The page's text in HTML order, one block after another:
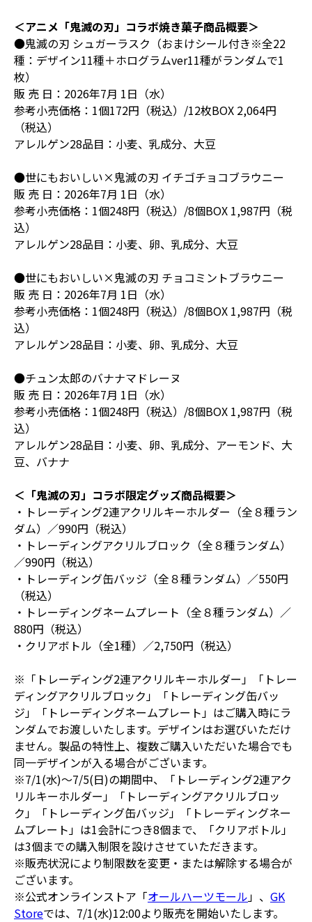
＜アニメ「鬼滅の刃」コラボ焼き菓子商品概要＞
●鬼滅の刃 シュガーラスク（おまけシール付き※全22
種：デザイン11種＋ホログラムver11種がランダムで1
枚）
販 売 日：2026年7月 1日（水）
参考小売価格：1個172円（税込）/12枚BOX 2,064円
（税込）
アレルゲン28品目：小麦、乳成分、大豆
●世にもおいしい×鬼滅の刃 イチゴチョコブラウニー
販 売 日：2026年7月 1日（水）
参考小売価格：1個248円（税込）/8個BOX 1,987円（税
込）
アレルゲン28品目：小麦、卵、乳成分、大豆
●世にもおいしい×鬼滅の刃 チョコミントブラウニー
販 売 日：2026年7月 1日（水）
参考小売価格：1個248円（税込）/8個BOX 1,987円（税
込）
アレルゲン28品目：小麦、卵、乳成分、大豆
●チュン太郎のバナナマドレーヌ
販 売 日：2026年7月 1日（水）
参考小売価格：1個248円（税込）/8個BOX 1,987円（税
込）
アレルゲン28品目：小麦、卵、乳成分、アーモンド、大
豆、バナナ
＜「鬼滅の刃」コラボ限定グッズ商品概要＞
・トレーディング2連アクリルキーホルダー（全８種ラン
ダム）／990円（税込）
・トレーディングアクリルブロック（全８種ランダム）
／990円（税込）
・トレーディング缶バッジ（全８種ランダム）／550円
（税込）
・トレーディングネームプレート（全８種ランダム）／
880円（税込）
・クリアボトル（全1種）／2,750円（税込）
※「トレーディング2連アクリルキーホルダー」「トレー
ディングアクリルブロック」「トレーディング缶バッ
ジ」「トレーディングネームプレート」はご購入時にラ
ンダムでお渡しいたします。デザインはお選びいただけ
ません。製品の特性上、複数ご購入いただいた場合でも
同一デザインが入る場合がございます。
※7/1(水)～7/5(日)の期間中、「トレーディング2連アク
リルキーホルダー」「トレーディングアクリルブロッ
ク」「トレーディング缶バッジ」「トレーディングネー
ムプレート」は1会計につき8個まで、「クリアボトル」
は3個までの購入制限を設けさせていただきます。
※販売状況により制限数を変更・または解除する場合が
ございます。
※公式オンラインストア「オールハーツモール」、 GK
Storeでは、7/1(水)12:00より販売を開始いたします。